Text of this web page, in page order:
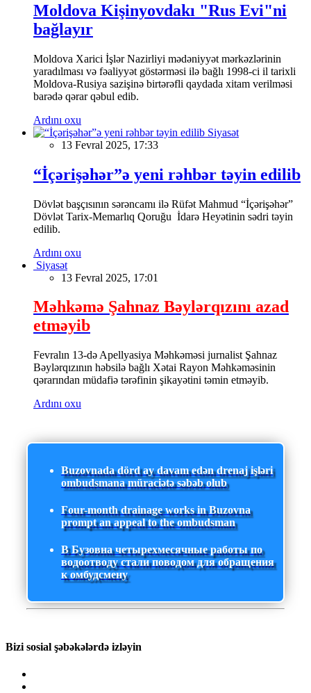
Moldova Kişinyovdakı "Rus Evi"ni
bağlayır
Moldova Xarici İşlər Nazirliyi mədəniyyət mərkəzlərinin
yaradılması və fəaliyyət göstərməsi ilə bağlı 1998-ci il tarixli
Moldova-Rusiya sazişinə birtərəfli qaydada xitam verilməsi
barədə qərar qəbul edib.
Ardını oxu
Siyasət
13 Fevral 2025, 17:33
“İçərişəhər”ə yeni rəhbər təyin edilib
Dövlət başçısının sərəncamı ilə Rüfət Mahmud “İçərişəhər”
Dövlət Tarix-Memarlıq Qoruğu İdarə Heyətinin sədri təyin
edilib.
Ardını oxu
Siyasət
13 Fevral 2025, 17:01
Məhkəmə Şahnaz Bəylərqızını azad
etməyib
Fevralın 13-də Apellyasiya Məhkəməsi jurnalist Şahnaz
Bəylərqızının həbsilə bağlı Xətai Rayon Məhkəməsinin
qərarından müdafiə tərəfinin şikayətini təmin etməyib.
Ardını oxu
Buzovnada dörd ay davam edən drenaj işləri
ombudsmana müraciətə səbəb olub
Four-month drainage works in Buzovna
prompt an appeal to the ombudsman
В Бузовна четырехмесячные работы по
водоотводу стали поводом для обращения
к омбудсмену
Bizi sosial şəbəkələrdə izləyin